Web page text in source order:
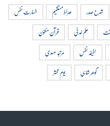
شرح صدر صراط مستقیم
طہارت نفس
علم لدنی
قرآن مکنون
لطیفہ نفس
مرتبہ مہدی
گوھر شاہی یوم محشر